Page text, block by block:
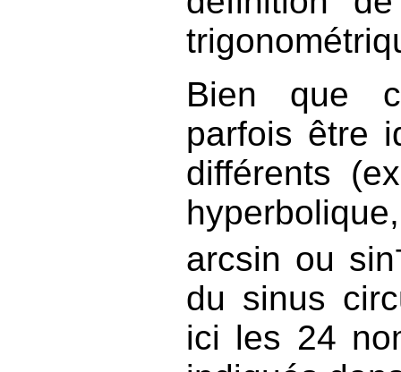
Bien que
parfois être
différents
arcsin ou sin
du sinus
ici les 24